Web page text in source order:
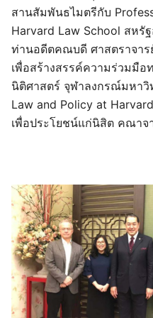
สานสัมพันธไมตรีกับ
Harvard Law School สหรั
ท่านอดีตคณบดี ศาสตราจาร
เพื่อสร้างสรรค์ความร่วมมือ
นิติศาสตร์ จุฬาลงกรณ์มหา
Law and Policy at
เพื่อประโยชน์แก่นิสิต คณาจ